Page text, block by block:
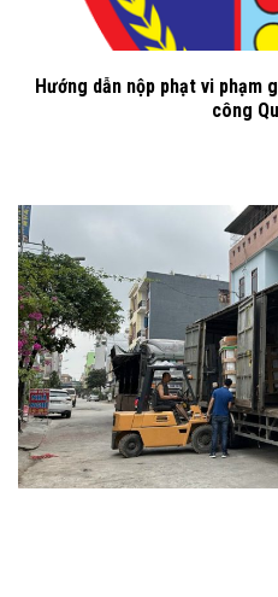
Hướng dẫn nộp phạt vi phạm
công